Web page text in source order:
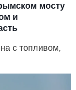
мосту
и
с топливом,